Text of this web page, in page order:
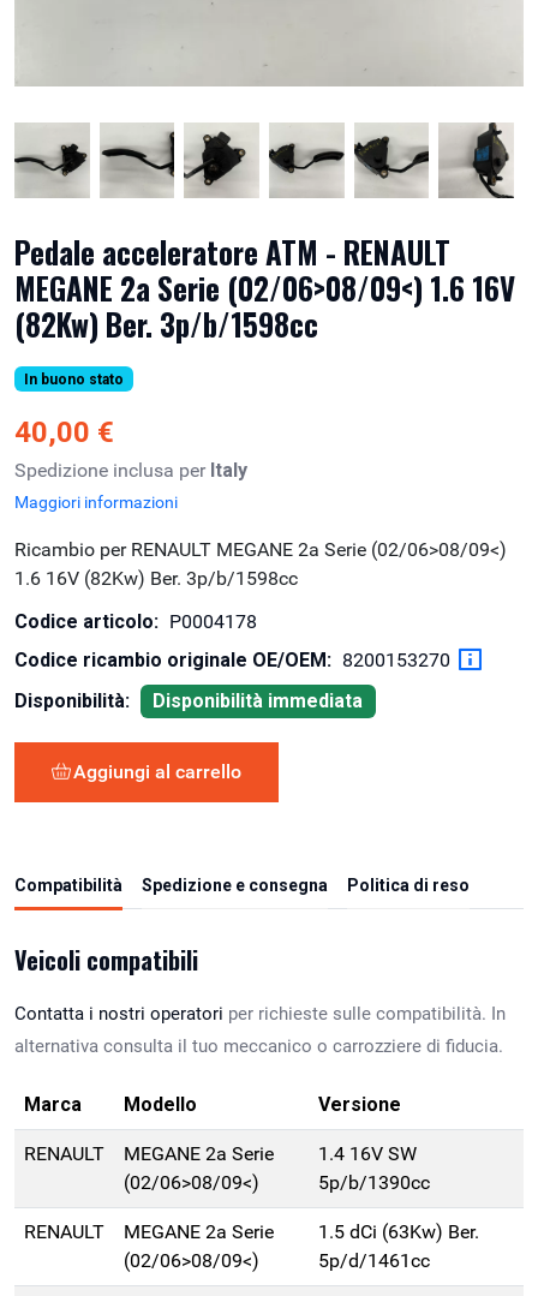
Pedale acceleratore ATM - RENAULT
MEGANE 2a Serie (02/06>08/09<) 1.6 16V
(82Kw) Ber. 3p/b/1598cc
In buono stato
40,00 €
Spedizione inclusa per Italy
Maggiori informazioni
Ricambio per RENAULT MEGANE 2a Serie (02/06>08/09<)
1.6 16V (82Kw) Ber. 3p/b/1598cc
Codice articolo: P0004178
Codice ricambio originale OE/OEM: 8200153270
Disponibilità:
Disponibilità immediata
Aggiungi al carrello
Compatibilità Spedizione e consegna Politica di reso
Veicoli compatibili
Contatta i nostri operatori per richieste sulle compatibilità. In
alternativa consulta il tuo meccanico o carrozziere di fiducia.
Marca Modello Versione
RENAULT
MEGANE 2a Serie
(02/06>08/09<)
1.4 16V SW
5p/b/1390cc
RENAULT
MEGANE 2a Serie
(02/06>08/09<)
1.5 dCi (63Kw) Ber.
5p/d/1461cc